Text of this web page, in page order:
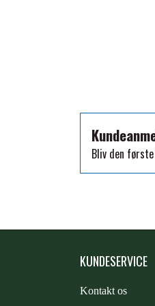
Bliv den
KUNDESERVICE
Kontakt os